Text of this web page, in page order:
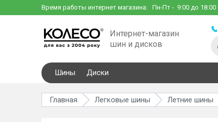
Время работы интернет магазина: Пн-Пт - 9:00 до 18:00
Интернет-магазин
шин и дисков
Шины Диски
Главная Легковые шины Летние шины